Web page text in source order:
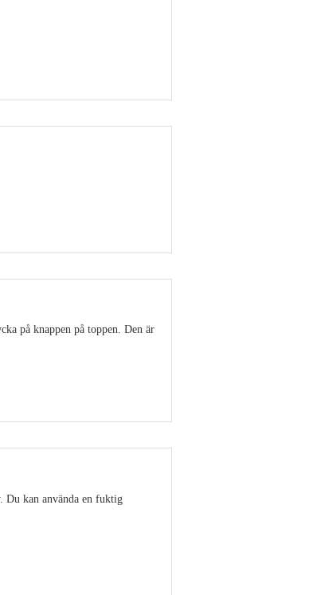
på knappen på toppen. Den är
Du kan använda en fuktig